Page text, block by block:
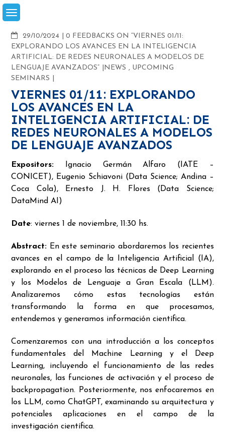
Skip
to
29/10/2024
COMMENTS
0 FEEDBACKS ON “VIERNES 01/11:
EXPLORANDO LOS AVANCES EN LA INTELIGENCIA
ARTIFICIAL: DE REDES NEURONALES A MODELOS DE
LENGUAJE AVANZADOS”
NEWS , UPCOMING
SEMINARS
VIERNES 01/11: EXPLORANDO
LOS AVANCES EN LA
INTELIGENCIA ARTIFICIAL: DE
REDES NEURONALES A MODELOS
DE LENGUAJE AVANZADOS
Expositors: Ignacio Germán Alfaro (IATE –
CONICET), Eugenio Schiavoni (Data Science; Andina –
Coca Cola), Ernesto J. H. Flores (Data Science;
DataMind AI)
Date: viernes 1 de noviembre, 11:30 hs.
Abstract: En este seminario abordaremos los recientes
avances en el campo de la Inteligencia Artificial (IA),
explorando en el proceso las técnicas de Deep Learning
y los Modelos de Lenguaje a Gran Escala (LLM).
Analizaremos cómo estas tecnologías están
transformando la forma en que procesamos,
entendemos y generamos información científica.
Comenzaremos con una introducción a los conceptos
fundamentales del Machine Learning y el Deep
Learning, incluyendo el funcionamiento de las redes
neuronales, las funciones de activación y el proceso de
backpropagation. Posteriormente, nos enfocaremos en
los LLM, como ChatGPT, examinando su arquitectura y
potenciales aplicaciones en el campo de la
investigación científica.